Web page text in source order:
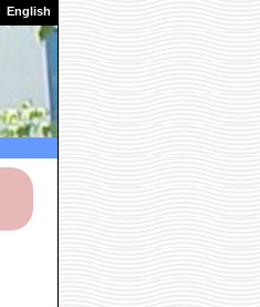
English